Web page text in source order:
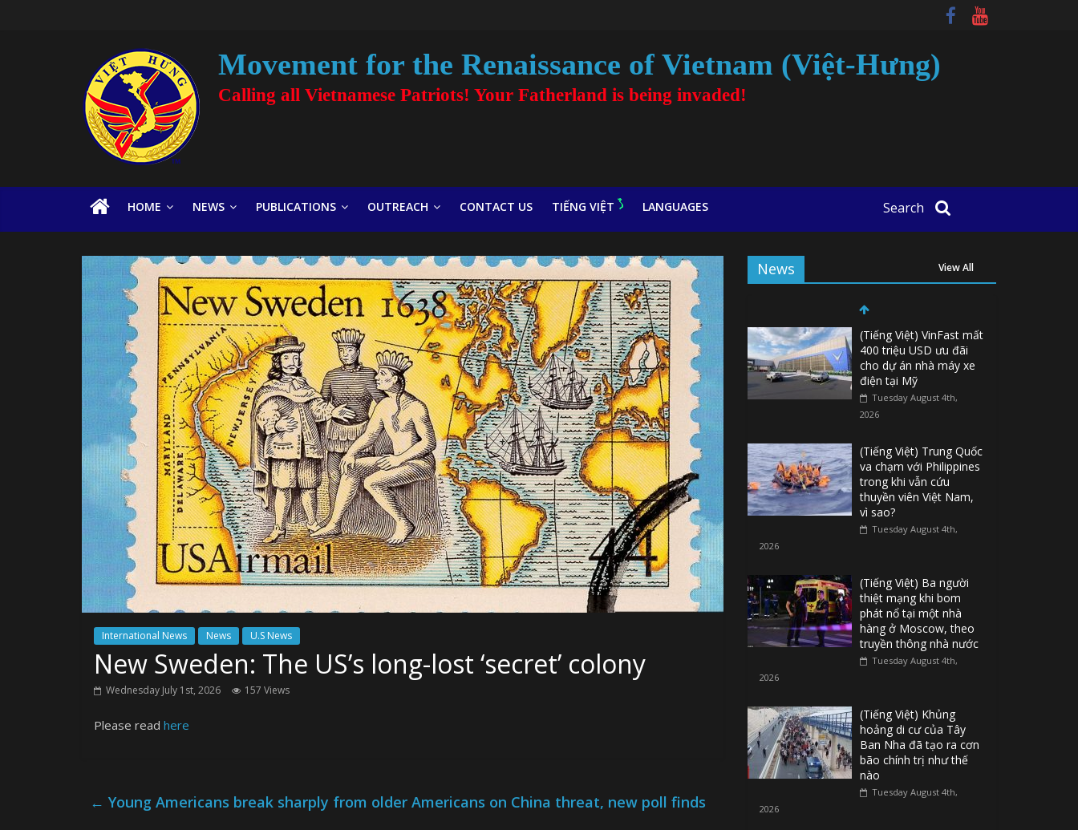
Movement for the Renaissance of Vietnam (Việt-Hưng)
Calling all Vietnamese Patriots! Your Fatherland is being invaded!
HOME NEWS PUBLICATIONS OUTREACH CONTACT US TIẾNG VIỆT LANGUAGES Search
International News News U.S News
New Sweden: The US’s long-lost ‘secret’ colony
Wednesday July 1st, 2026 157 Views
Please read here
← Young Americans break sharply from older Americans on China threat, new poll finds
News View All
(Tiếng Việt) VinFast mất
400 triệu USD ưu đãi
cho dự án nhà máy xe
điện tại Mỹ
Tuesday August 4th,
2026
(Tiếng Việt) Trung Quốc
va chạm với Philippines
trong khi vẫn cứu
thuyền viên Việt Nam,
vì sao?
Tuesday August 4th,
2026
(Tiếng Việt) Ba người
thiệt mạng khi bom
phát nổ tại một nhà
hàng ở Moscow, theo
truyền thông nhà nước
Tuesday August 4th,
2026
(Tiếng Việt) Khủng
hoảng di cư của Tây
Ban Nha đã tạo ra cơn
bão chính trị như thế
nào
Tuesday August 4th,
2026